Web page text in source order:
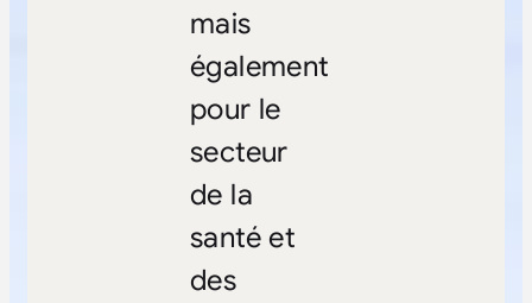
mais
également
pour le
secteur
de la
santé et
des